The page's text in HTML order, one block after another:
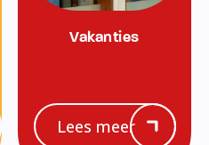
Vakanties
Lees meer